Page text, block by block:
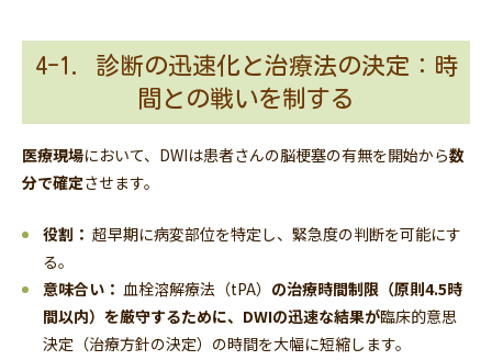
4-1. 診断の迅速化と治療法の決定：時
間との戦いを制する
医療現場において、DWIは患者さんの脳梗塞の有無を開始から数
分で確定させます。
役割： 超早期に病変部位を特定し、緊急度の判断を可能にす
る。
意味合い： 血栓溶解療法（tPA） の治療時間制限（原則4.5時
間以内）を厳守するために、DWIの迅速な結果が臨床的意思
決定（治療方針の決定）の時間を大幅に短縮します。